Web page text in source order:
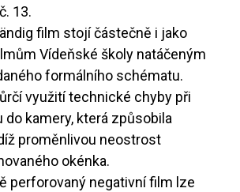
13.
film stojí částečně i jako
Vídeňské školy natáčeným
formálního schématu.
využití technické chyby při
do kamery, která způsobila
proměnlivou neostrost
okénka.
perforovaný negativní film lze